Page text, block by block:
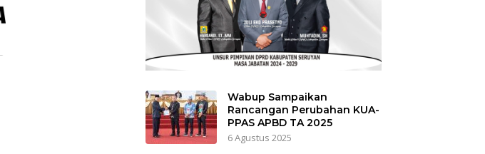
Wabup Sampaikan
Rancangan Perubahan KUA-
PPAS APBD TA 2025
6 Agustus 2025